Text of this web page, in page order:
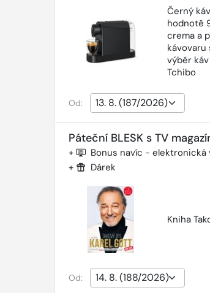
Černý
hodnotě
crema a
kávovaru
výběr
Tchibo
Od:
Páteční BLESK s TV
+ Bonus navíc - elektronická
+ Dárek
Kniha
Od: